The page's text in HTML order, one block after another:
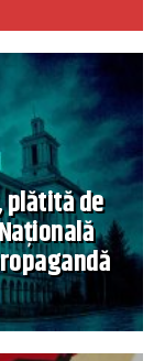
plătită de